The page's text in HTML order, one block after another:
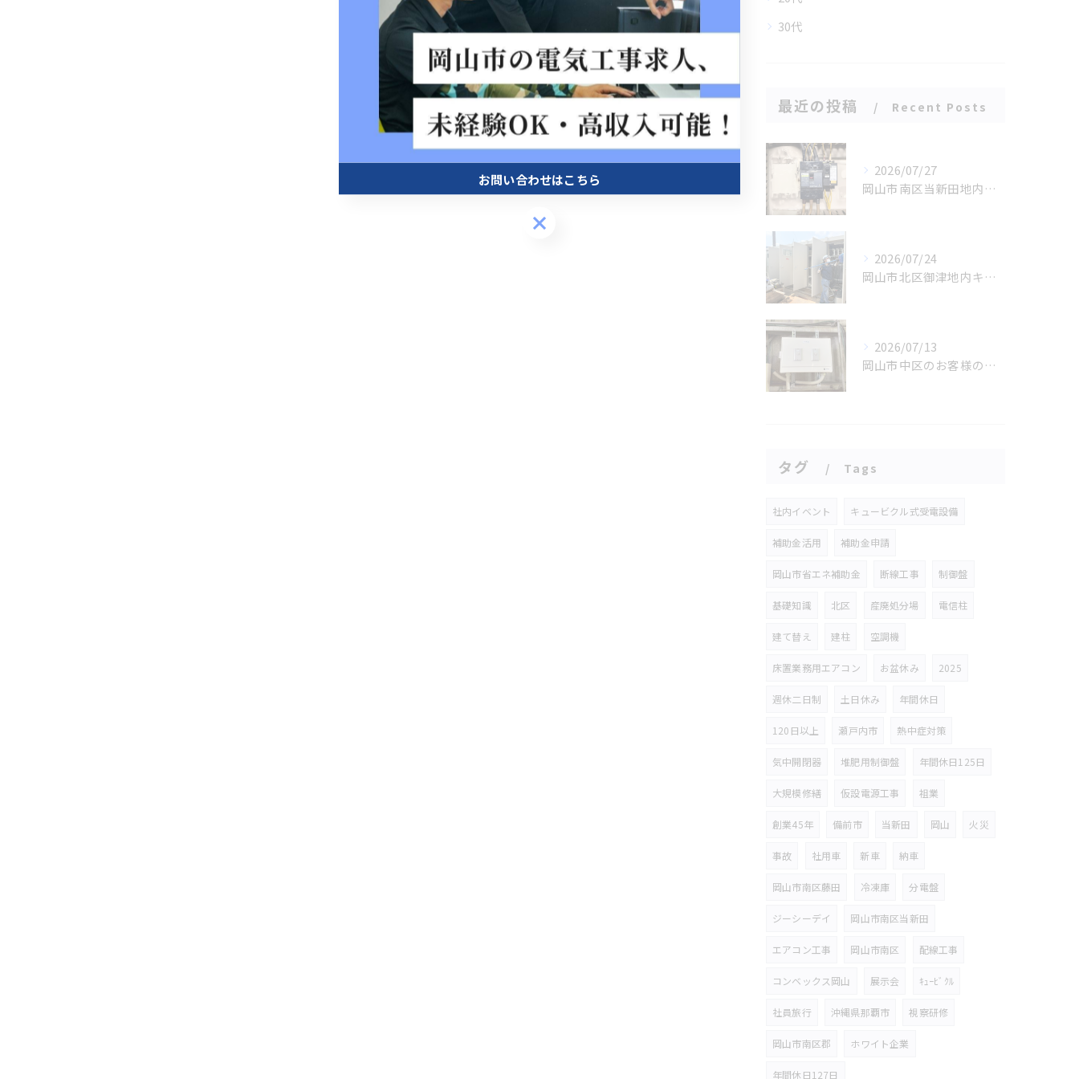
30代
最近の投稿 Recent Posts
2026/07/27
岡山市南区当新田地内にてブレーカー焼損に伴う緊急工事
2026/07/24
岡山市北区御津地内キュービクル年次点検業務
2026/07/13
岡山市中区のお客様の工場内有圧換気扇設置工事
タグ Tags
社内イベント キュービクル式受電設備
補助金活用 補助金申請
岡山市省エネ補助金 断線工事 制御盤
基礎知識 北区 産廃処分場 電信柱
建て替え 建柱 空調機
床置業務用エアコン お盆休み 2025
週休二日制 土日休み 年間休日
120日以上 瀬戸内市 熱中症対策
気中開閉器 堆肥用制御盤 年間休日125日
大規模修繕 仮設電源工事 祖業
創業45年 備前市 当新田 岡山 火災
事故 社用車 新車 納車
岡山市南区藤田 冷凍庫 分電盤
ジーシーデイ 岡山市南区当新田
エアコン工事 岡山市南区 配線工事
コンベックス岡山 展示会 ｷｭｰﾋﾞｸﾙ
社員旅行 沖縄県那覇市 視察研修
岡山市南区郡 ホワイト企業
年間休日127日
お問い合わせはこちら
お問い合わせはこちら